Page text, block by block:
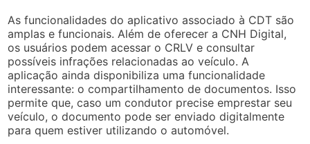
As funcionalidades do aplicativo associado à CDT são
amplas e funcionais. Além de oferecer a CNH Digital,
os usuários podem acessar o CRLV e consultar
possíveis infrações relacionadas ao veículo. A
aplicação ainda disponibiliza uma funcionalidade
interessante: o compartilhamento de documentos. Isso
permite que, caso um condutor precise emprestar seu
veículo, o documento pode ser enviado digitalmente
para quem estiver utilizando o automóvel.